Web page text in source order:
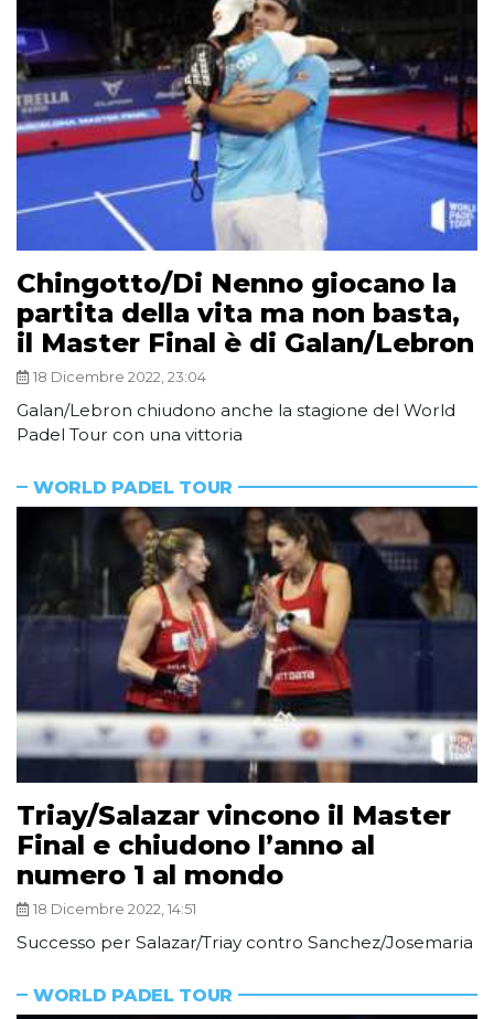
Chingotto/Di Nenno giocano la
partita della vita ma non basta,
il Master Final è di Galan/Lebron
18 Dicembre 2022, 23:04
Galan/Lebron chiudono anche la stagione del World
Padel Tour con una vittoria
WORLD PADEL TOUR
Triay/Salazar vincono il Master
Final e chiudono l’anno al
numero 1 al mondo
18 Dicembre 2022, 14:51
Successo per Salazar/Triay contro Sanchez/Josemaria
WORLD PADEL TOUR